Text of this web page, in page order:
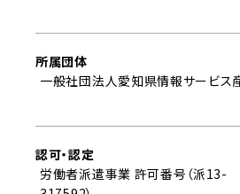
所属団体
一般社団法人愛知県情報サービス
認可・認定
労働者派遣事業 許可番号（派13-